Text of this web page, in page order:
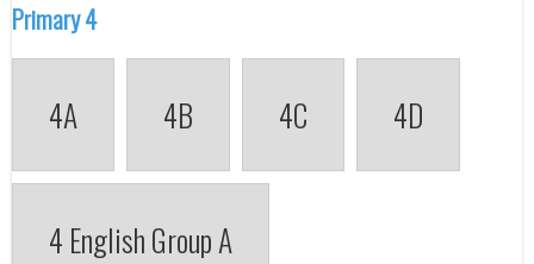
Primary 4
4A 4B 4C 4D
4 English Group A